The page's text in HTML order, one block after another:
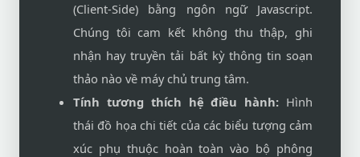
(Client-Side) bằng ngôn ngữ Javascript.
Chúng tôi cam kết không thu thập, ghi
nhận hay truyền tải bất kỳ thông tin soạn
thảo nào về máy chủ trung tâm.
Tính tương thích hệ điều hành: Hình
thái đồ họa chi tiết của các biểu tượng cảm
xúc phụ thuộc hoàn toàn vào bộ phông